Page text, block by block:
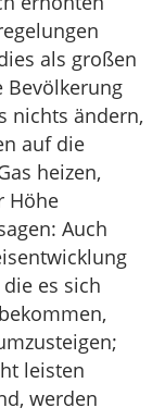
als großen
Bevölkerung
nichts ändern,
auf die
heizen,
Höhe
Auch
es sich
leisten
werden